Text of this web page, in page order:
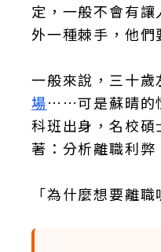
定，一般不會有
外一種棘手，他們
一般來說，三十
場……可是蘇晴的
科班出身，名校
著：分析離職利弊
「為什麼想要離